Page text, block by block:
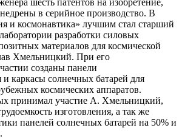
в серийное производство. В
и космонавтика» лучшим стал старший
разработки силовых
материалов для космической
Хмельницкий. При его
созданы панели
и каркасы солнечных батарей для
космических аппаратов.
принимал участие А. Хмельницкий,
изготовления, а так же
панелей солнечных батарей на 50% и